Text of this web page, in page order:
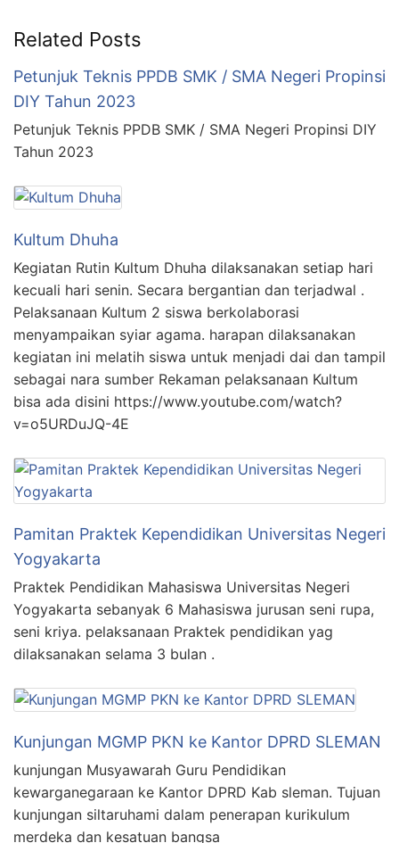
Related Posts
Petunjuk Teknis PPDB SMK / SMA Negeri Propinsi
DIY Tahun 2023
Petunjuk Teknis PPDB SMK / SMA Negeri Propinsi DIY
Tahun 2023
Kultum Dhuha
Kegiatan Rutin Kultum Dhuha dilaksanakan setiap hari
kecuali hari senin. Secara bergantian dan terjadwal .
Pelaksanaan Kultum 2 siswa berkolaborasi
menyampaikan syiar agama. harapan dilaksanakan
kegiatan ini melatih siswa untuk menjadi dai dan tampil
sebagai nara sumber Rekaman pelaksanaan Kultum
bisa ada disini https://www.youtube.com/watch?
v=o5URDuJQ-4E
Pamitan Praktek Kependidikan Universitas Negeri
Yogyakarta
Praktek Pendidikan Mahasiswa Universitas Negeri
Yogyakarta sebanyak 6 Mahasiswa jurusan seni rupa,
seni kriya. pelaksanaan Praktek pendidikan yag
dilaksanakan selama 3 bulan .
Kunjungan MGMP PKN ke Kantor DPRD SLEMAN
kunjungan Musyawarah Guru Pendidikan
kewarganegaraan ke Kantor DPRD Kab sleman. Tujuan
kunjungan siltaruhami dalam penerapan kurikulum
merdeka dan kesatuan bangsa